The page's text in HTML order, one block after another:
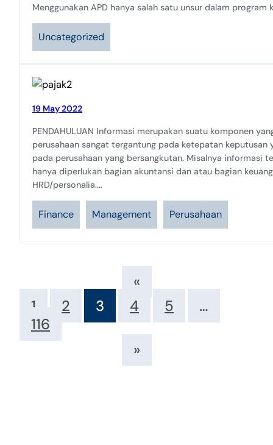
Menggunakan APD hanya salah satu unsur dalam
Uncategorized
19 May 2022
PENDAHULUAN Informasi merupakan suatu komponen
perusahaan sangat tergantung pada ketepatan
pada perusahaan yang bersangkutan. Misalnya
hanya diperlukan bagian akuntansi dan atau bagian
HRD/personalia.…
Finance Management Perusahaan
«
1
2 3 4 5
…
116
»